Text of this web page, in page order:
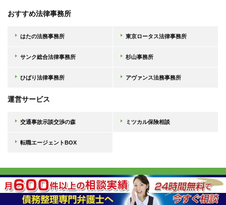
おすすめ法律事務所
はたの法務事務所 東京ロータス法律事務所
サンク総合法律事務所 杉山事務所
ひばり法律事務所 アヴァンス法務事務所
運営サービス
交通事故示談交渉の森 ミツカル保険相談
転職エージェントBOX
Copyright © 債務整理の森, 2026 All Rights Reserved.